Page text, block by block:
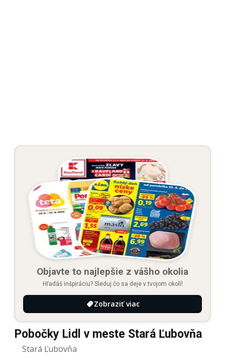
Objavte to najlepšie z vášho okolia
Hľadáš inšpiráciu? Sleduj čo sa deje v tvojom okolí!
Zobraziť viac
Pobočky Lidl v meste Stará Ľubovňa
Stará Ľubovňa